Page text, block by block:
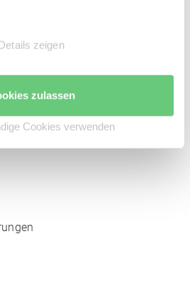
zeigen
zulassen
Cookies verwenden
je Auflageträger
Zubehör